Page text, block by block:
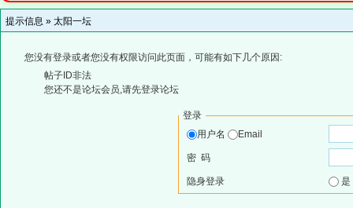
提示信息 » 太阳一坛
您没有登录或者您没有权限访问此页面，可能有如下几个原因:
帖子ID非法
您还不是论坛会员,请先登录论坛
登录
用户名
Email
密 码
隐身登录